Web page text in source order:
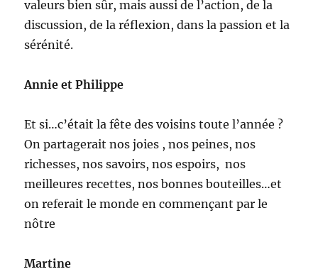
valeurs bien sûr, mais aussi de l’action, de la
discussion, de la réflexion, dans la passion et la
sérénité.
Annie et Philippe
Et si…c’était la fête des voisins toute l’année ?
On partagerait nos joies , nos peines, nos
richesses, nos savoirs, nos espoirs, nos
meilleures recettes, nos bonnes bouteilles…et
on referait le monde en commençant par le
nôtre
Martine